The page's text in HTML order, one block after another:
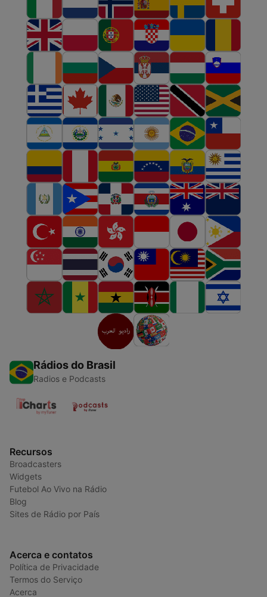
Rádios do Brasil
Radios e Podcasts
Recursos
Broadcasters
Widgets
Futebol Ao Vivo na Rádio
Blog
Sites de Rádio por País
Acerca e contatos
Política de Privacidade
Termos do Serviço
Acerca